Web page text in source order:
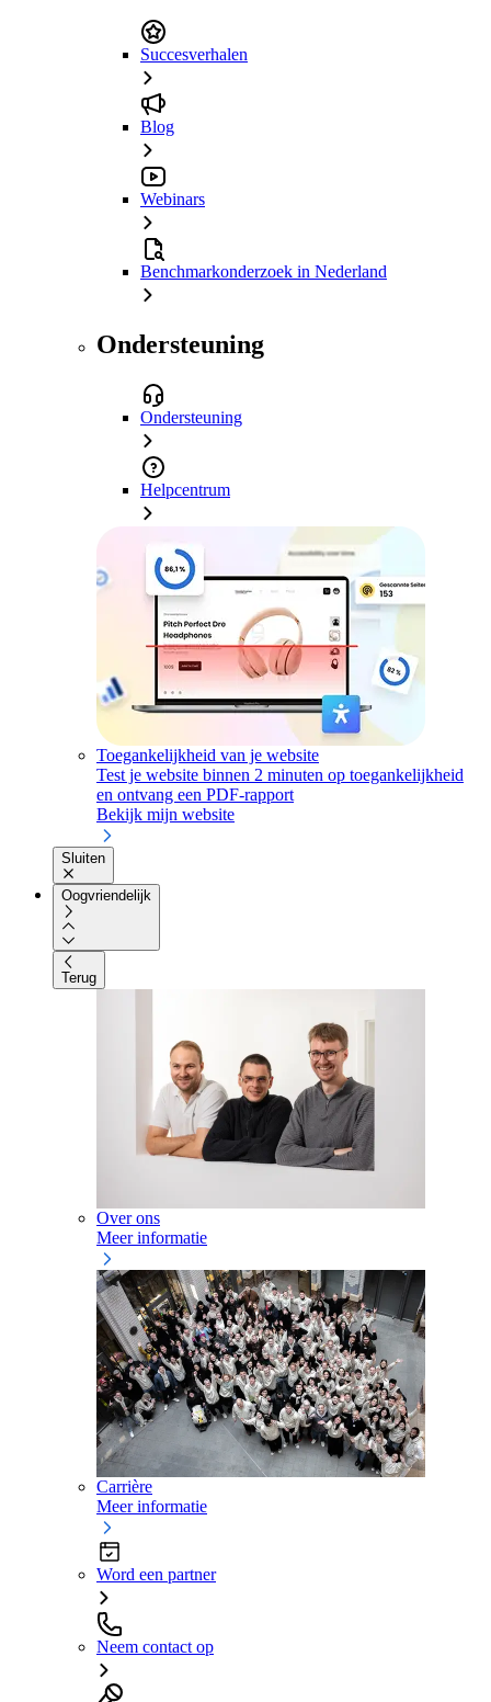
Succesverhalen
Blog
Webinars
Benchmarkonderzoek in Nederland
Ondersteuning
Ondersteuning
Helpcentrum
Toegankelijkheid van je website
Test je website binnen 2 minuten op toegankelijkheid
en ontvang een PDF-rapport
Bekijk mijn website
Sluiten
Oogvriendelijk
Terug
Over ons
Meer informatie
Carrière
Meer informatie
Word een partner
Neem contact op